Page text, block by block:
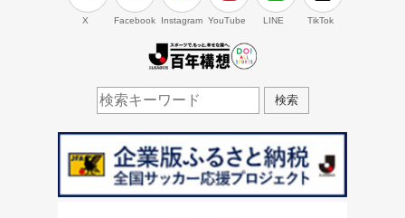
X Facebook Instagram YouTube LINE TikTok
検索